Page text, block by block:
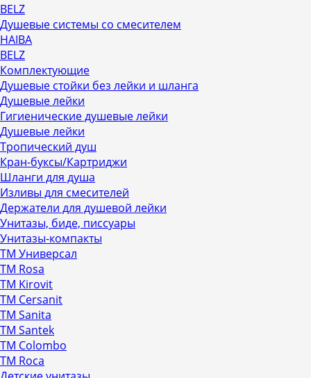
BELZ
Душевые системы со смесителем
HAIBA
BELZ
Комплектующие
Душевые стойки без лейки и шланга
Душевые лейки
Гигиенические душевые лейки
Душевые лейки
Тропический душ
Кран-буксы/Картриджи
Шланги для душа
Изливы для смесителей
Держатели для душевой лейки
Унитазы, биде, писсуары
Унитазы-компакты
ТМ Универсал
ТМ Rosa
ТМ Kirovit
ТМ Cersanit
ТМ Sanita
ТМ Santek
ТМ Colombo
ТМ Roca